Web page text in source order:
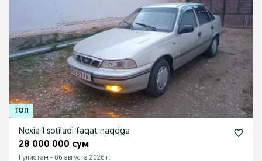
Nexia 1 sotiladi faqat naqdga
28 000 000 сум
Гулистан - 06 августа 2026 г.